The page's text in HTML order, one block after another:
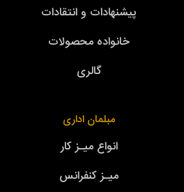
پیشنهادات و انتقادات
خانواده محصولات
گالری
مبلمان اداری
انواع میـز کار
میـز کنفرانس